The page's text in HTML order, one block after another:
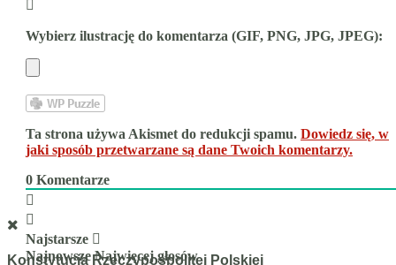
Wybierz ilustrację do komentarza (GIF, PNG, JPG, JPEG):
Ta strona używa Akismet do redukcji spamu. Dowiedz się, w
jaki sposób przetwarzane są dane Twoich komentarzy.
0 Komentarze
Najstarsze
Najnowsze Najwięcej głosów
Konstytucja Rzeczypospolitej Polskiej